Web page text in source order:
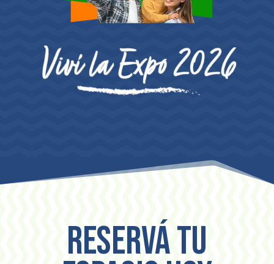
Reservá tu